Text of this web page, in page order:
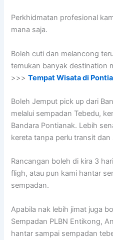
Perkhidmatan profesional
mana saja.
Boleh cuti dan melancong
temukan banyak destination
>>>Tempat Wisata di
Boleh Jemput pick up dari
melalui sempadan Tebedu,
Bandara Pontianak. Lebih
kereta tanpa perlu transit
Rancangan boleh di kira 3
fligh, atau pun kami hantar
sempadan.
Apabila nak lebih jimat juga
Sempadan PLBN Entikong,
hantar sampai sempadan